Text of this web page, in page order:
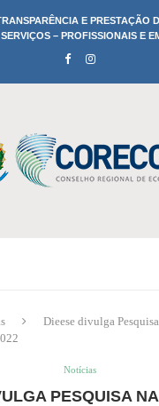
E PRESTAÇÃO
– PROFISSIONAIS E
Dieese divulga
Notícias
PESQUISA